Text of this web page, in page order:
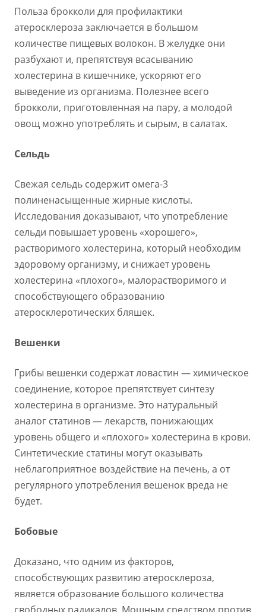
Польза брокколи для профилактики
атеросклероза заключается в большом
количестве пищевых волокон. В желудке они
разбухают и, препятствуя всасыванию
холестерина в кишечнике, ускоряют его
выведение из организма. Полезнее всего
брокколи, приготовленная на пару, а молодой
овощ можно употреблять и сырым, в салатах.
Сельдь
Свежая сельдь содержит омега-3
полиненасыщенные жирные кислоты.
Исследования доказывают, что употребление
сельди повышает уровень «хорошего»,
растворимого холестерина, который необходим
здоровому организму, и снижает уровень
холестерина «плохого», малорастворимого и
способствующего образованию
атеросклеротических бляшек.
Вешенки
Грибы вешенки содержат ловастин — химическое
соединение, которое препятствует синтезу
холестерина в организме. Это натуральный
аналог статинов — лекарств, понижающих
уровень общего и «плохого» холестерина в крови.
Синтетические статины могут оказывать
неблагоприятное воздействие на печень, а от
регулярного употребления вешенок вреда не
будет.
Бобовые
Доказано, что одним из факторов,
способствующих развитию атеросклероза,
является образование большого количества